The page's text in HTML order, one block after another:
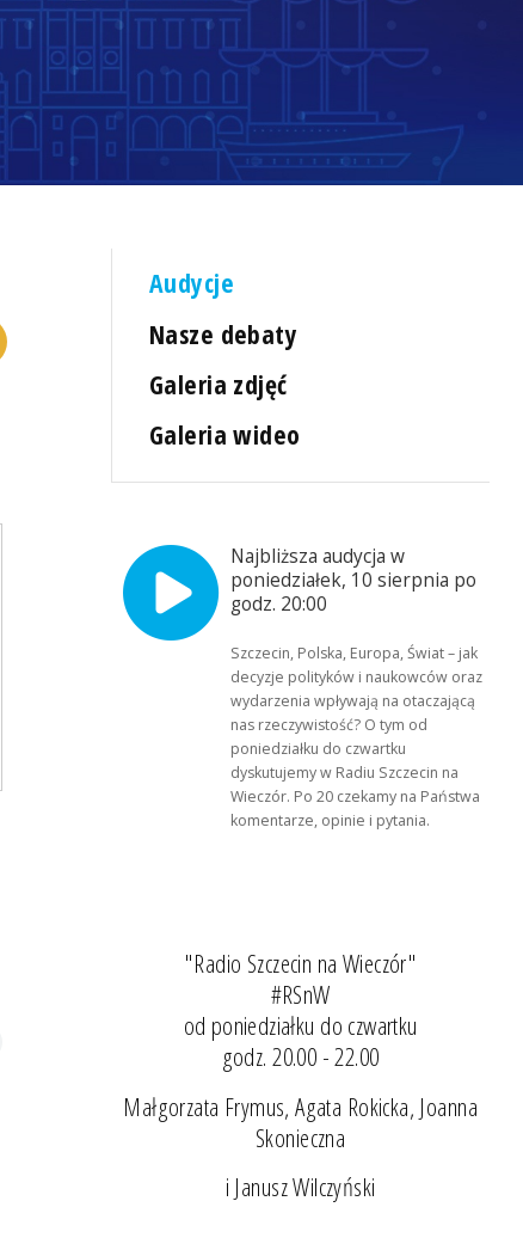
Audycje
Nasze debaty
Galeria zdjęć
Galeria wideo
Najbliższa audycja w
poniedziałek, 10 sierpnia po
godz. 20:00
Szczecin, Polska, Europa, Świat – jak
decyzje polityków i naukowców oraz
wydarzenia wpływają na otaczającą
nas rzeczywistość? O tym od
poniedziałku do czwartku
dyskutujemy w Radiu Szczecin na
Wieczór. Po 20 czekamy na Państwa
komentarze, opinie i pytania.
"Radio Szczecin na Wieczór"
#RSnW
od poniedziałku do czwartku
godz. 20.00 - 22.00
Małgorzata Frymus, Agata Rokicka, Joanna
Skonieczna
i Janusz Wilczyński